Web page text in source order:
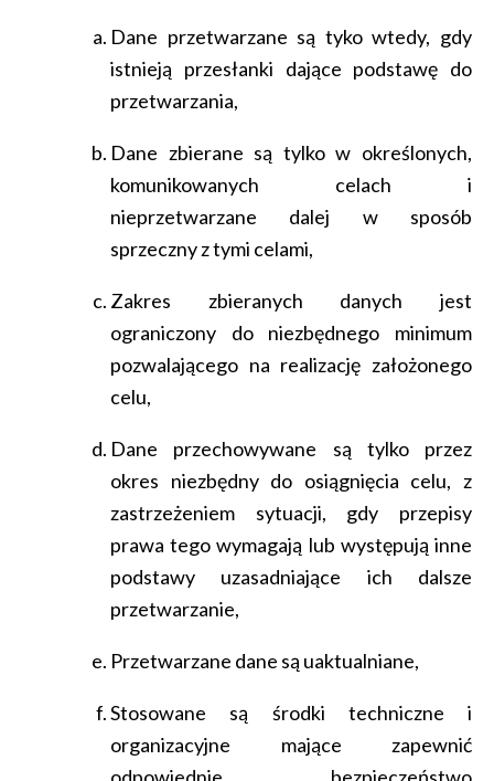
Dane przetwarzane są tyko wtedy, gdy
istnieją przesłanki dające podstawę do
przetwarzania,
Dane zbierane są tylko w określonych,
komunikowanych celach i
nieprzetwarzane dalej w sposób
sprzeczny z tymi celami,
Zakres zbieranych danych jest
ograniczony do niezbędnego minimum
pozwalającego na realizację założonego
celu,
Dane przechowywane są tylko przez
okres niezbędny do osiągnięcia celu, z
zastrzeżeniem sytuacji, gdy przepisy
prawa tego wymagają lub występują inne
podstawy uzasadniające ich dalsze
przetwarzanie,
Przetwarzane dane są uaktualniane,
Stosowane są środki techniczne i
organizacyjne mające zapewnić